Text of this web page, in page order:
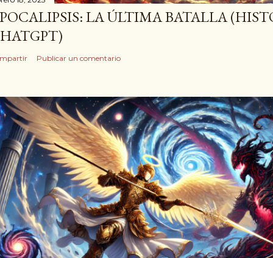
LA ÚLTIMA BATALLA
Publicar un comentario